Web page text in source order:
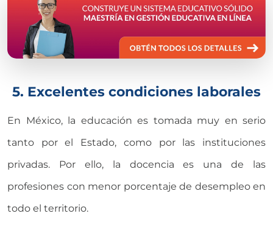
5. Excelentes condiciones laborales
En México, la educación es tomada muy en serio
tanto por el Estado, como por las instituciones
privadas. Por ello, la docencia es una de las
profesiones con menor porcentaje de desempleo en
todo el territorio.